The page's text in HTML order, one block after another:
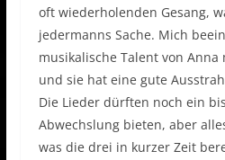
oft wiederholenden Gesang,
jedermanns Sache. Mich
musikalische Talent von Anna
und sie hat eine gute
Die Lieder dürften noch ein
Abwechslung bieten, aber
was die drei in kurzer Zeit